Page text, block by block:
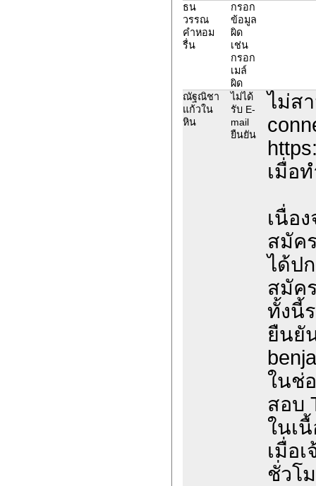
ธน
วรรณ
คำหอม
รื่น
กรอก
ข้อมูล
ผิด
เช่น
กรอก
เมล์
ผิด
ณัฐณิชา
แก้วใน
หิน
ไม่ได้
รับ E-
mail
ยืนยัน
ไม่ส
เมื่อ
เนื่อ
สมัค
ได้ป
สมัค
ทั้งนี้
ยืนยั
ในช่
สอบ
ในเ
เมื่อ
ชั่วโ